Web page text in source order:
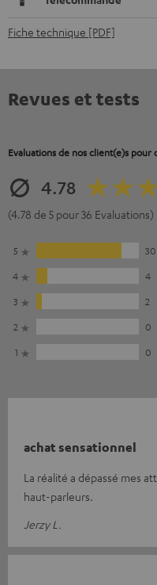
Fiche technique [PDF]
Revues et tests
Evaluations de nos client(e)s pour
4.78
(4.78 de 5 pour 36 Evaluations)
5
30
4
4
3
2
2
0
1
0
achat sensationnel
La réalité a dépassé mes
haut-parleurs.
Jerzy L.